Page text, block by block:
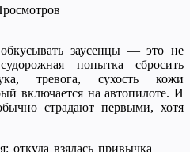
заусенцы — это не
попытка сбросить
тревога, сухость кожи
включается на автопилоте. И
страдают первыми, хотя